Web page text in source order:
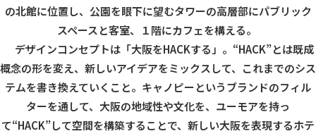
の北館に位置し、公園を眼下に望むタワーの高層部にパブリック
スペースと客室、１階にカフェを構える。
デザインコンセプトは「大阪をHACKする」。 “HACK”とは既成
概念の形を変え、新しいアイデアをミックスして、これまでのシス
テムを書き換えていくこと。キャノピーというブランドのフィル
ターを通して、大阪の地域性や文化を、ユーモアを持っ
て“HACK”して空間を構築することで、新しい大阪を表現するホテ